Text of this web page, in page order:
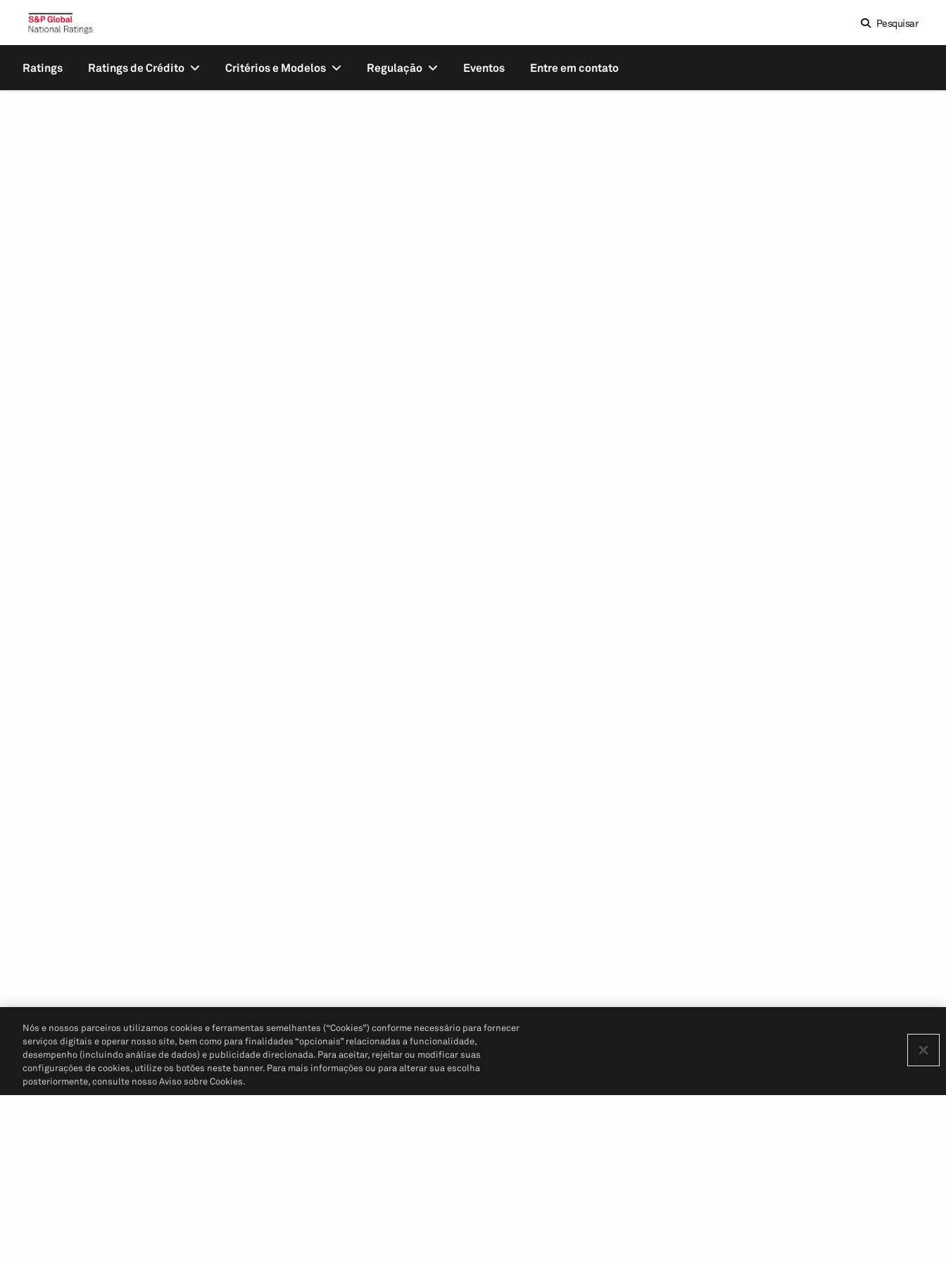
Pesquisar
Ratings Ratings de Crédito Critérios e Modelos Regulação Eventos Entre em contato
Nós e nossos parceiros utilizamos cookies e ferramentas semelhantes (“Cookies”) conforme necessário para fornecer
serviços digitais e operar nosso site, bem como para finalidades “opcionais” relacionadas a funcionalidade,
desempenho (incluindo análise de dados) e publicidade direcionada. Para aceitar, rejeitar ou modificar suas
configurações de cookies, utilize os botões neste banner. Para mais informações ou para alterar sua escolha
posteriormente, consulte nosso Aviso sobre Cookies.